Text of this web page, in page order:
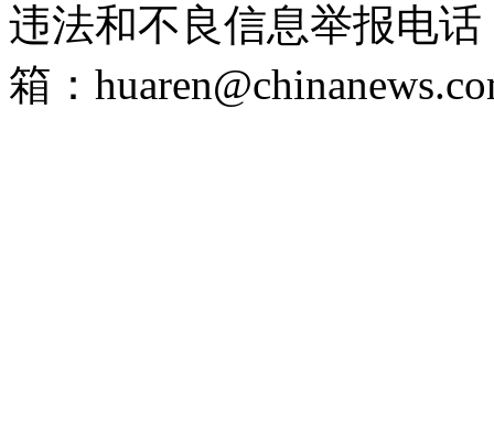
违法和不良信息举报电话
箱：